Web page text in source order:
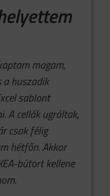
magam,
a huszadik
sablont
A cellák ugráltak,
csak félig
hétfőn. Akkor
bútort kellene